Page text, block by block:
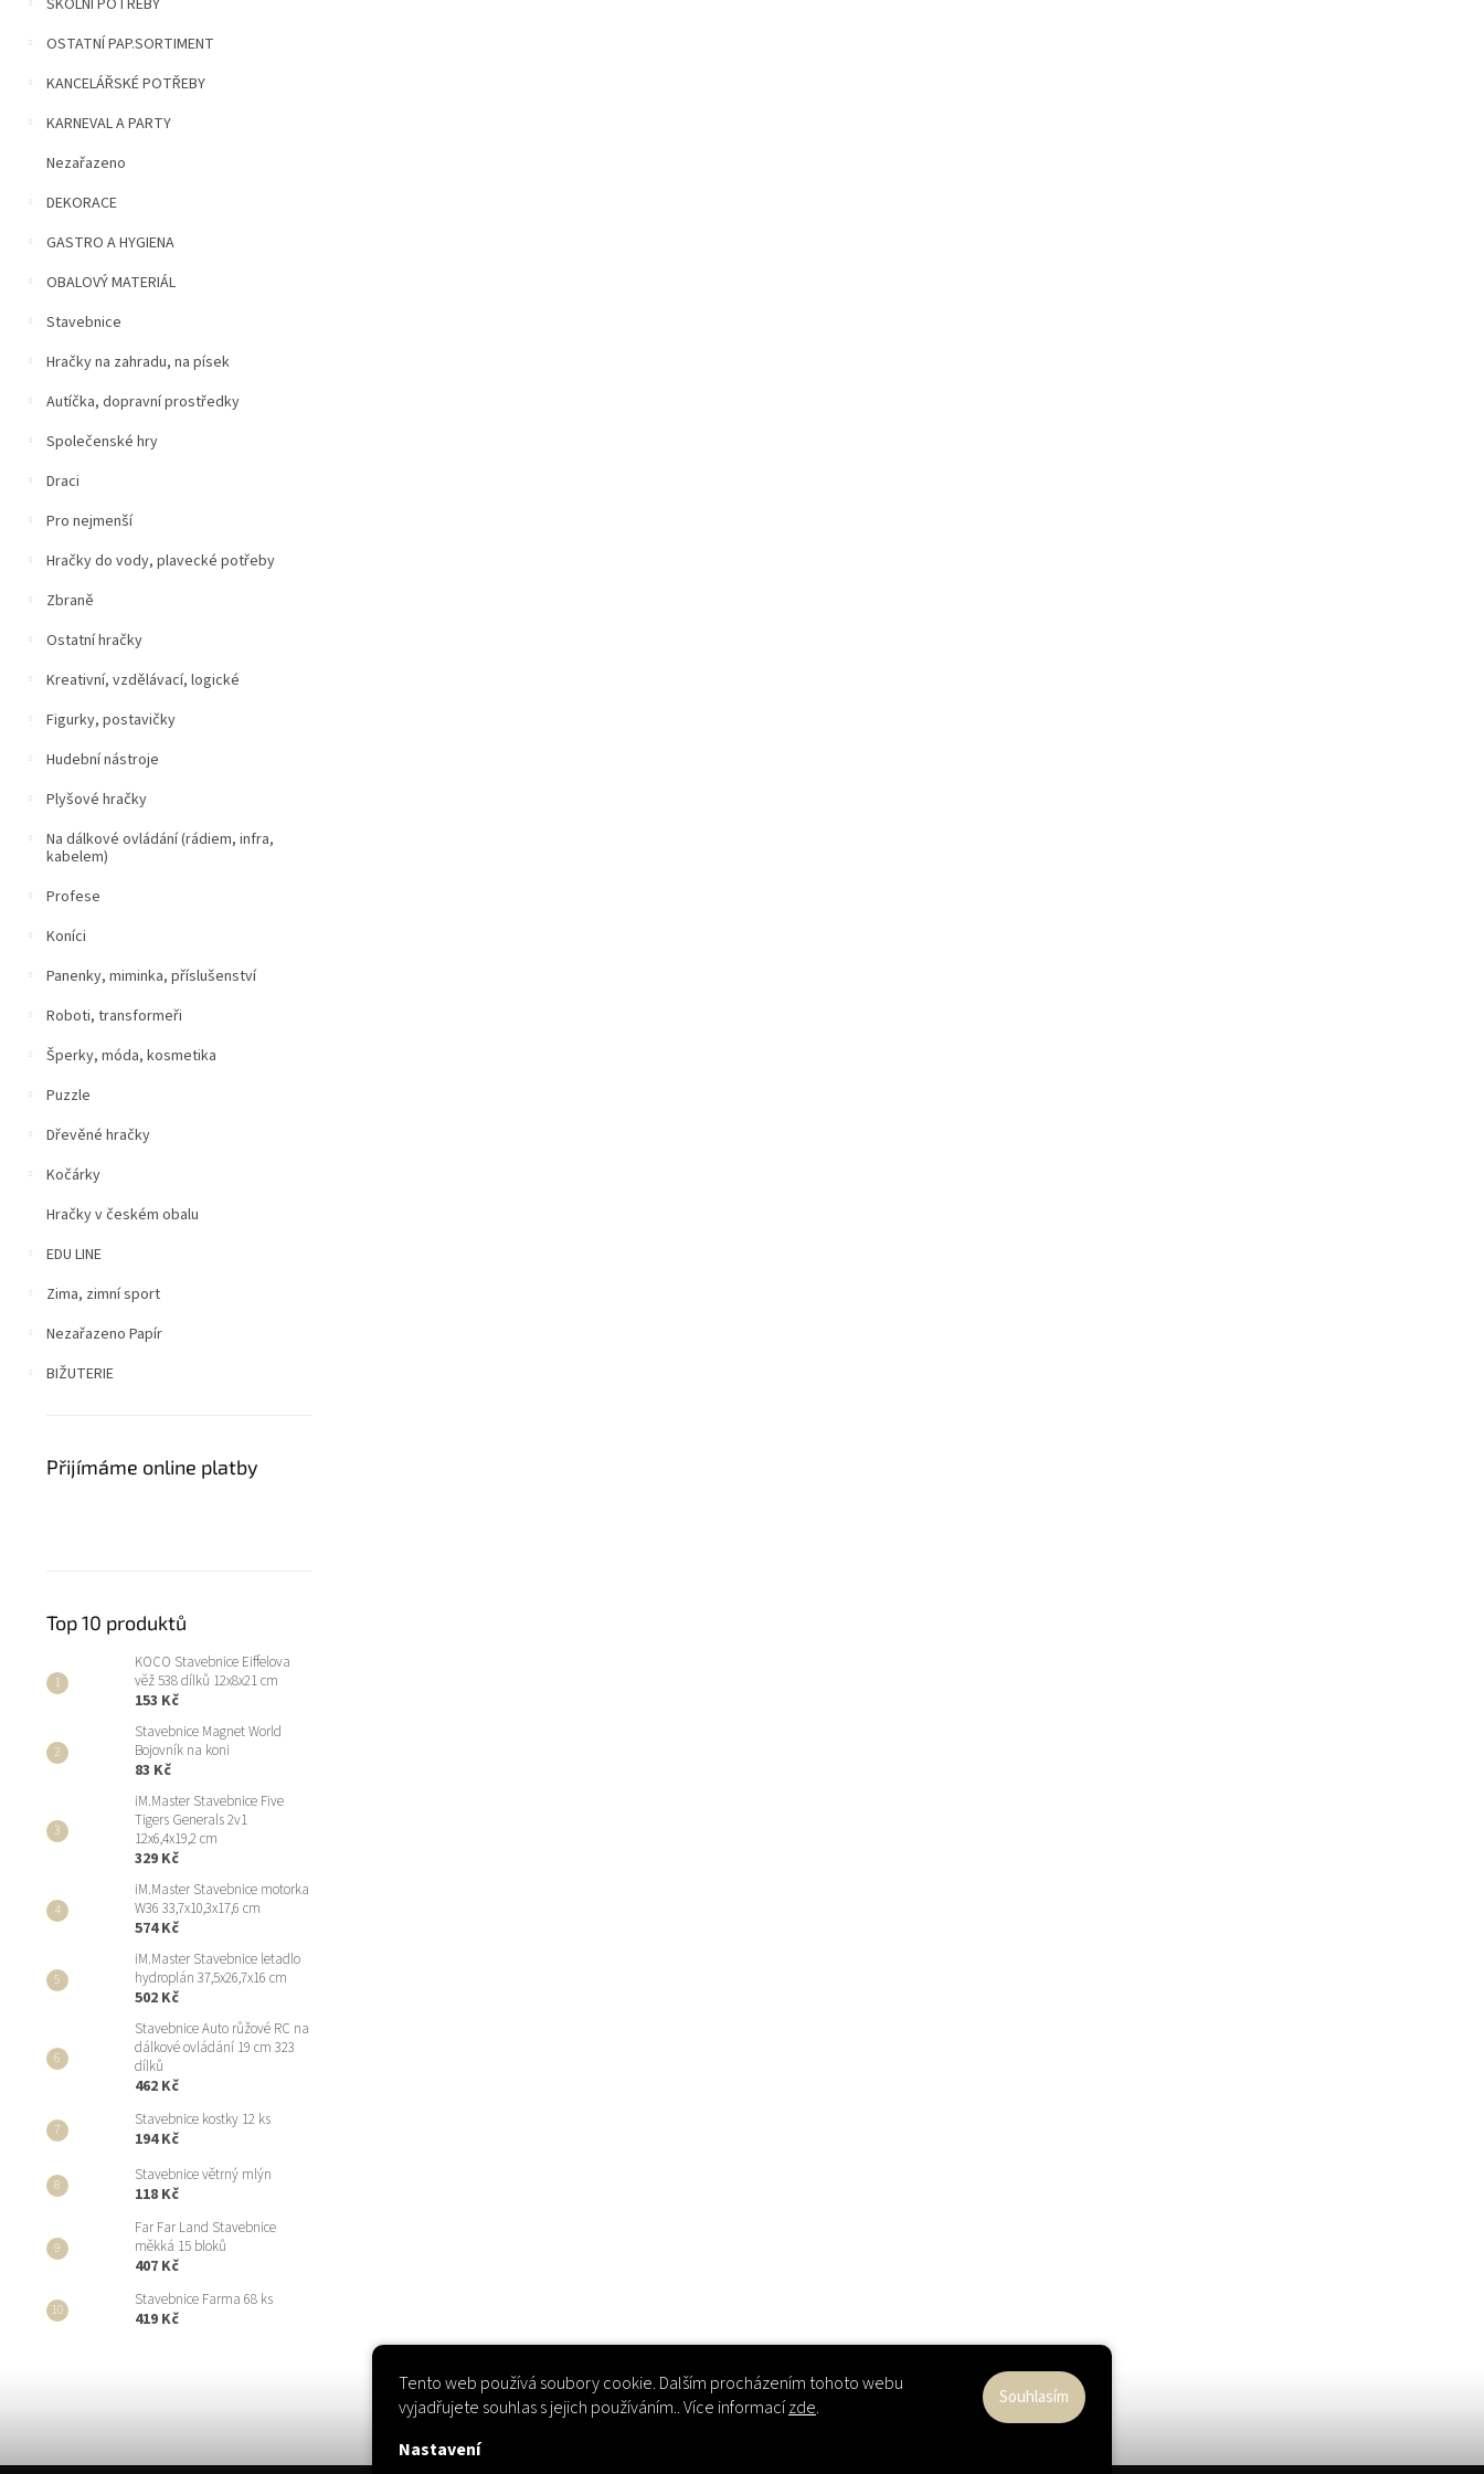
Tento web používá soubory cookie. Dalším procházením tohoto webu
vyjadřujete souhlas s jejich používáním.. Více informacízde.
Nastavení
Souhlasím
p
a
e
ŠKOLNÍ POTŘEBY
OSTATNÍ PAP.SORTIMENT
KANCELÁŘSKÉ POTŘEBY
KARNEVAL A PARTY
Nezařazeno
DEKORACE
GASTRO A HYGIENA
OBALOVÝ MATERIÁL
Stavebnice
Hračky na zahradu, na písek
Autíčka, dopravní prostředky
Společenské hry
Draci
Pro nejmenší
Hračky do vody, plavecké potřeby
Zbraně
Ostatní hračky
Kreativní, vzdělávací, logické
Figurky, postavičky
Hudební nástroje
Plyšové hračky
Na dálkové ovládání (rádiem, infra,
kabelem)
Profese
Koníci
Panenky, miminka, příslušenství
Roboti, transformeři
Šperky, móda, kosmetika
Puzzle
Dřevěné hračky
Kočárky
Hračky v českém obalu
EDU LINE
Zima, zimní sport
Nezařazeno Papír
BIŽUTERIE
Přijímáme online platby
Top 10 produktů
KOCO Stavebnice Eiffelova
věž 538 dílků 12x8x21 cm
153 Kč
Stavebnice Magnet World
Bojovník na koni
83 Kč
iM.Master Stavebnice Five
Tigers Generals 2v1
12x6,4x19,2 cm
329 Kč
iM.Master Stavebnice motorka
W36 33,7x10,3x17,6 cm
574 Kč
iM.Master Stavebnice letadlo
hydroplán 37,5x26,7x16 cm
502 Kč
Stavebnice Auto růžové RC na
dálkové ovládání 19 cm 323
dílků
462 Kč
Stavebnice kostky 12 ks
194 Kč
Stavebnice větrný mlýn
118 Kč
Far Far Land Stavebnice
měkká 15 bloků
407 Kč
Stavebnice Farma 68 ks
419 Kč